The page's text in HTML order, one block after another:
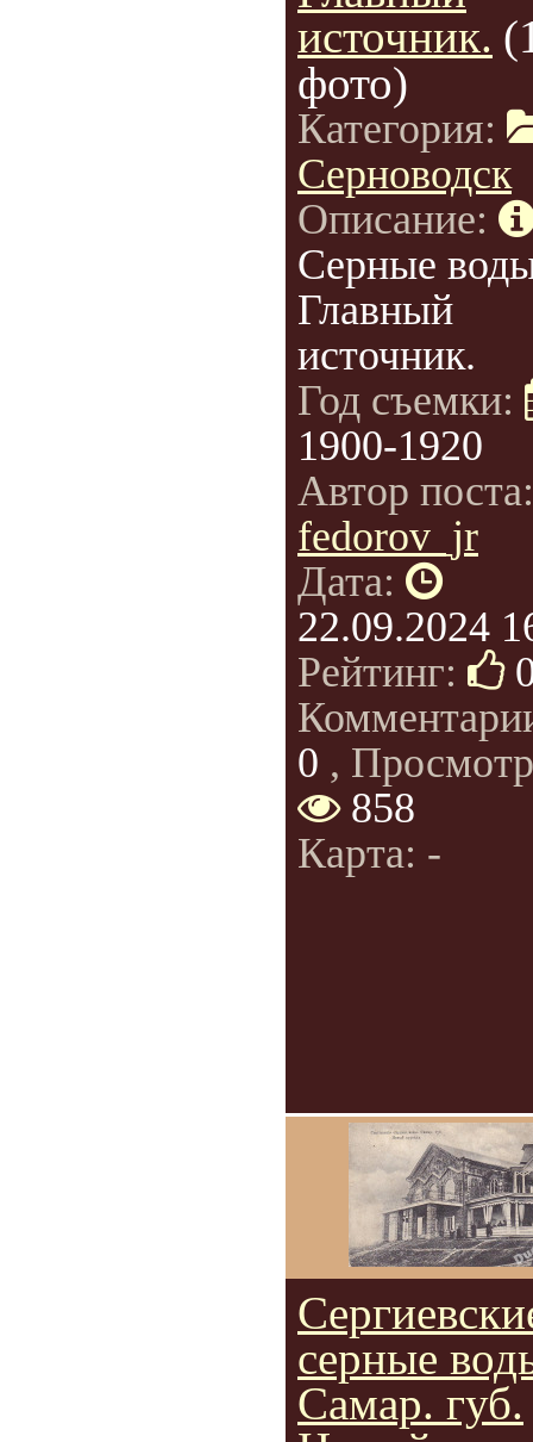
источник.
фото)
Категория:
Серноводск
Описание:
Серные
Главный
источник.
Год съемки:
1900-1920
Автор
fedorov_jr
Дата:
22.09.2024
Рейтинг:
0 ,
858
Карта: -
серные
Самар. губ.